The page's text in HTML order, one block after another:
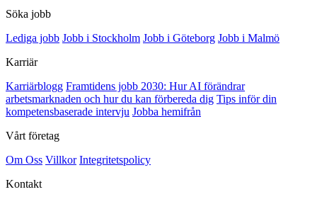
Söka jobb
Lediga jobb Jobb i Stockholm Jobb i Göteborg Jobb i Malmö
Karriär
Karriärblogg Framtidens jobb 2030: Hur AI förändrar
arbetsmarknaden och hur du kan förbereda dig Tips inför din
kompetensbaserade intervju Jobba hemifrån
Vårt företag
Om Oss Villkor Integritetspolicy
Kontakt